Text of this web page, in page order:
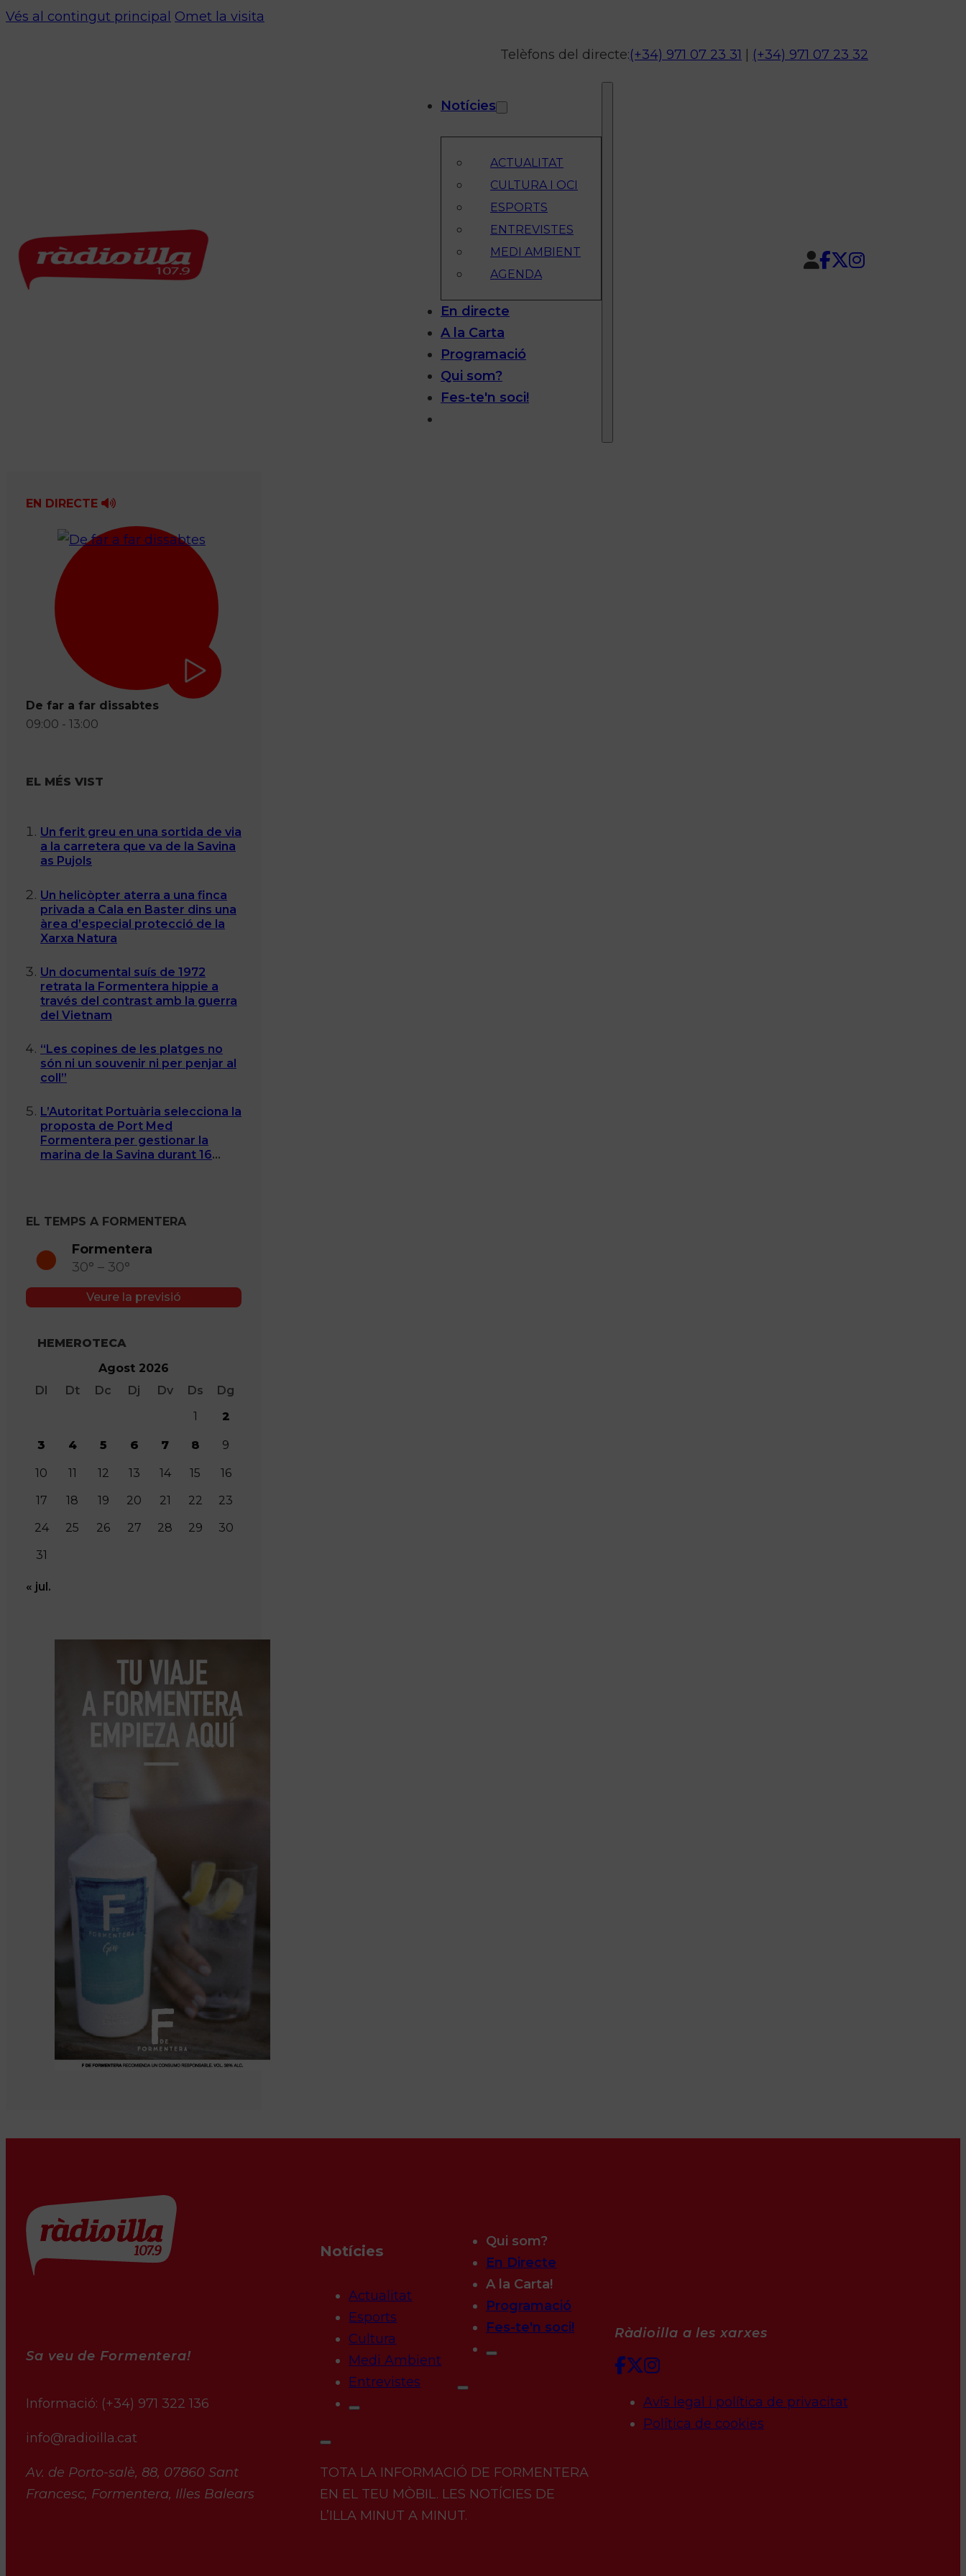
Vés al contingut principal Omet la visita
Telèfons del directe:(+34) 971 07 23 31 (+34) 971 07 23 32
Notícies
ACTUALITAT
CULTURA I OCI
ESPORTS
ENTREVISTES
MEDI AMBIENT
AGENDA
En directe
A la Carta
Programació
Qui som?
Fes-te'n soci!
EN DIRECTE
De far a far dissabtes
09:00 - 13:00
EL MÉS VIST
Un ferit greu en una sortida de via
a la carretera que va de la Savina
as Pujols
Un helicòpter aterra a una finca
privada a Cala en Baster dins una
àrea d’especial protecció de la
Xarxa Natura
Un documental suís de 1972
retrata la Formentera hippie a
través del contrast amb la guerra
del Vietnam
“Les copines de les platges no
són ni un souvenir ni per penjar al
coll”
L’Autoritat Portuària selecciona la
proposta de Port Med
Formentera per gestionar la
marina de la Savina durant 16
EL TEMPS A FORMENTERA
Formentera
30° – 30°
Veure la previsió
HEMEROTECA
Agost 2026
Dl
Dt Dc Dj Dv Ds
Dg
1
2
3 4 5 6 7 8 9
10 11 12 13 14 15
16
17
18 19 20 21 22
23
24
25 26 27 28 29
30
31
« jul.
Sa veu de Formentera!
Informació: (+34) 971 322 136
info@radioilla.cat
Av. de Porto-salè, 88, 07860 Sant
Francesc, Formentera, Illes Balears
Notícies
Actualitat
Esports
Cultura
Medi Ambient
Entrevistes
Qui som?
En Directe
A la Carta!
Programació
Fes-te'n soci!
TOTA LA INFORMACIÓ DE FORMENTERA
EN EL TEU MÒBIL. LES NOTÍCIES DE
L’ILLA MINUT A MINUT.
Ràdioilla a les xarxes
Avís legal i política de privacitat
Política de cookies